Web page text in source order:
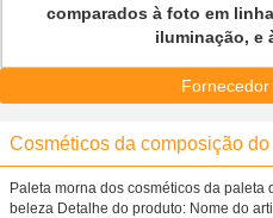
comparados à foto em
iluminação, e
Cosméticos da composição
Paleta morna dos cosméticos da
beleza Detalhe do produto: Nome do